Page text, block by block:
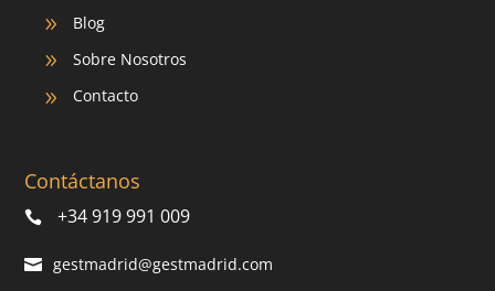
9 Blog
9 Sobre Nosotros
9 Contacto
Contáctanos
+34 919 991 009
gestmadrid@gestmadrid.com